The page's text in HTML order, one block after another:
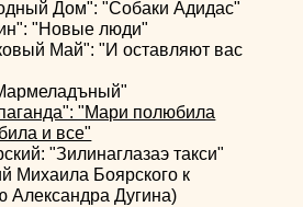
Дом": "Собаки Адидас"
"Новые люди"
Май": "И оставляют вас
"Мари полюбила
и все"
"Зилинаглазаэ такси"
Михаила Боярского к
Александра Дугина)